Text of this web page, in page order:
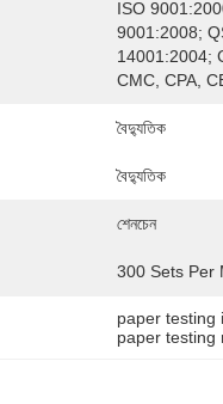
ISO
9001:2008;
14001:2004;
CMC, CPA,
বৈদ্যুতিক
বৈদ্যুতিক
শেনচেন
300 Sets Per
paper testing
paper testing